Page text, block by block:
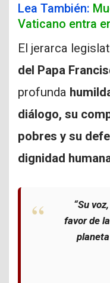
Lea También:
Vaticano entra
El jerarca
del Papa
profunda
diálogo, su
pobres y su
dignidad
“Su
favor de